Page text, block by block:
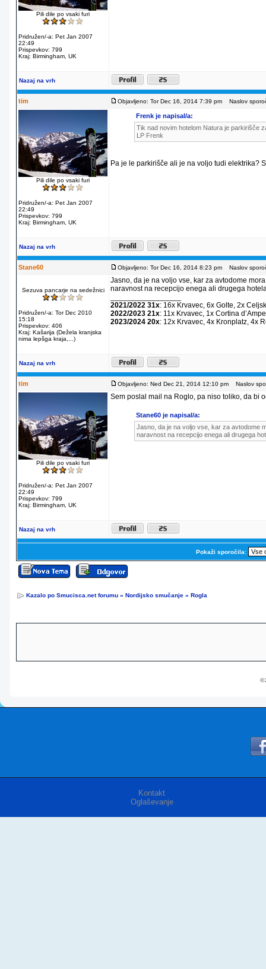
Pili dile po vsaki furi
Pridružen/-a: Pet Jan 2007
22:49
Prispevkov: 799
Kraj: Birmingham, UK
Nazaj na vrh
tim Objavljeno: Tor Dec 16, 2014 7:39 pm Naslov
Pili dile po vsaki furi
Pridružen/-a: Pet Jan 2007
22:49
Prispevkov: 799
Kraj: Birmingham, UK
Frenk je napisal/a:
Tik nad novim hotelom Natura je parkirišče
LP Frenk
Pa je le parkirišče ali je na voljo tudi elektrika?
Nazaj na vrh
Stane60 Objavljeno: Tor Dec 16, 2014 8:23 pm Naslov
Sezuva pancarje na sedežnici
Pridružen/-a: Tor Dec 2010
15:18
Prispevkov: 406
Kraj: Kašarija (Dežela kranjska
nima lepšga kraja,...)
Jasno, da je na voljo vse, kar za avtodome
naravnost na recepcijo enega ali drugega
2021/2022 31x: 16x Krvavec, 6x Golte, 2x
2022/2023 21x: 11x Krvavec, 1x Cortina
2023/2024 20x: 12x Krvavec, 4x Kronplatz, 4x
Nazaj na vrh
tim Objavljeno: Ned Dec 21, 2014 12:10 pm Naslov
Pili dile po vsaki furi
Pridružen/-a: Pet Jan 2007
22:49
Prispevkov: 799
Kraj: Birmingham, UK
Sem poslal mail na Roglo, pa niso toliko, da bi
Stane60 je napisal/a:
Jasno, da je na voljo vse, kar za avtodome
naravnost na recepcijo enega ali drugega
Nazaj na vrh
Pokaži sporočila:
Kazalo po Smucisca.net forumu » Nordijsko smučanje » Rogla
©
Kontakt
Oglaševanje